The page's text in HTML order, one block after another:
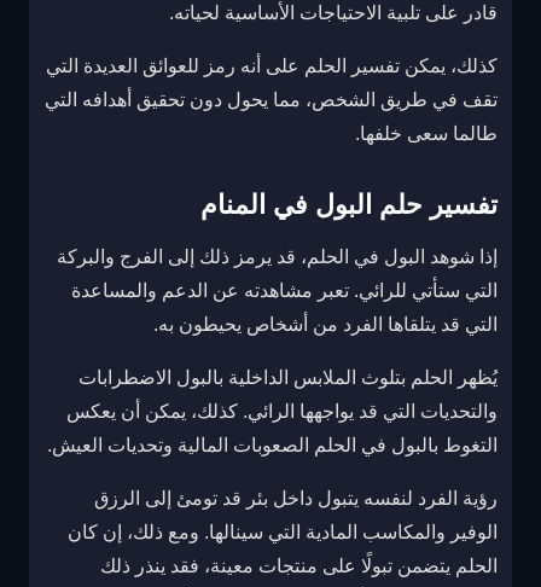
قادر على تلبية الاحتياجات الأساسية لحياته.
كذلك، يمكن تفسير الحلم على أنه رمز للعوائق العديدة التي
تقف في طريق الشخص، مما يحول دون تحقيق أهدافه التي
طالما سعى خلفها.
تفسير حلم البول في المنام
إذا شوهد البول في الحلم، قد يرمز ذلك إلى الفرج والبركة
التي ستأتي للرائي. تعبر مشاهدته عن الدعم والمساعدة
التي قد يتلقاها الفرد من أشخاص يحيطون به.
يُظهر الحلم بتلوث الملابس الداخلية بالبول الاضطرابات
والتحديات التي قد يواجهها الرائي. كذلك، يمكن أن يعكس
التغوط بالبول في الحلم الصعوبات المالية وتحديات العيش.
رؤية الفرد لنفسه يتبول داخل بئر قد تومئ إلى الرزق
الوفير والمكاسب المادية التي سينالها. ومع ذلك، إن كان
الحلم يتضمن تبولًا على منتجات معينة، فقد ينذر ذلك